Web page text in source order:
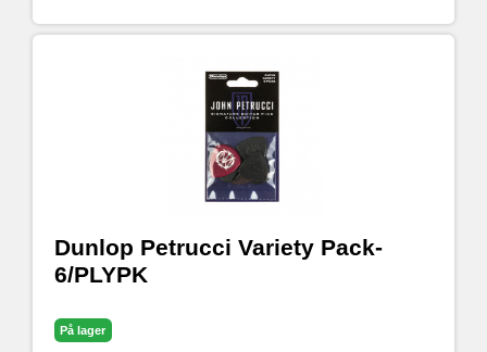
Dunlop Petrucci Variety Pack-
6/PLYPK
På lager